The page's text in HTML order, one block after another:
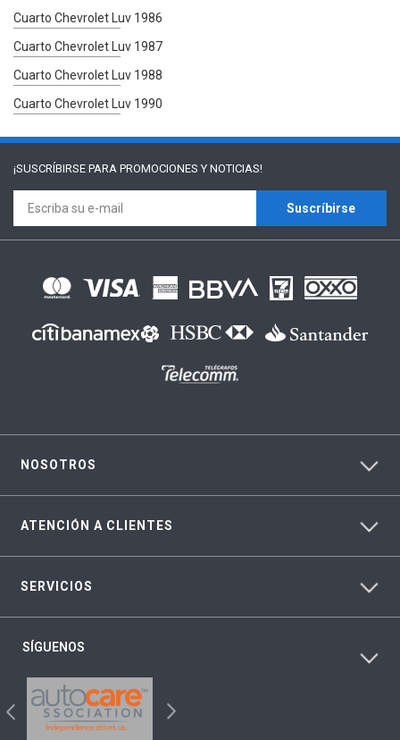
Cuarto Chevrolet Luv 1986
Cuarto Chevrolet Luv 1987
Cuarto Chevrolet Luv 1988
Cuarto Chevrolet Luv 1990
¡SUSCRÍBIRSE PARA PROMOCIONES Y NOTICIAS!
Suscríbirse
NOSOTROS
ATENCIÓN A CLIENTES
SERVICIOS
SÍGUENOS